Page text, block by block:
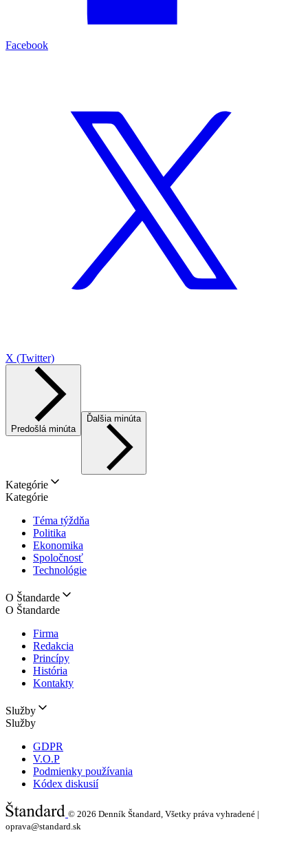
Facebook
X (Twitter)
Predošlá minúta
Ďalšia minúta
Kategórie
Kategórie
Téma týždňa
Politika
Ekonomika
Spoločnosť
Technológie
O Štandarde
O Štandarde
Firma
Redakcia
Princípy
História
Kontakty
Služby
Služby
GDPR
V.O.P
Podmienky používania
Kódex diskusií
© 2026 Denník Štandard, Všetky práva vyhradené |
oprava@standard.sk